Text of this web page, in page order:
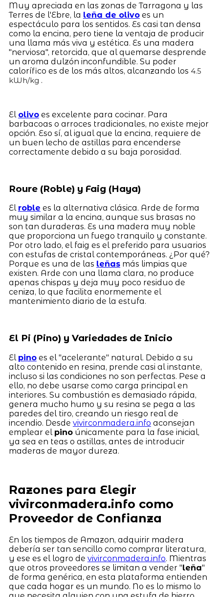
Muy apreciada en las zonas de Tarragona y las
Terres de l'Ebre, la leña de olivoes un
espectáculo para los sentidos. Es casi tan densa
como la encina, pero tiene la ventaja de producir
una llama más viva y estética. Es una madera
"nerviosa", retorcida, que al quemarse desprende
un aroma dulzón inconfundible. Su poder
calorífico es de los más altos, alcanzando los 4.5
kWh/kg .
El olivoes excelente para cocinar. Para
barbacoas o arroces tradicionales, no existe mejor
opción. Eso sí, al igual que la encina, requiere de
un buen lecho de astillas para encenderse
correctamente debido a su baja porosidad.
Roure (Roble) y Faig (Haya)
El roble es la alternativa clásica. Arde de forma
muy similar a la encina, aunque sus brasas no
son tan duraderas. Es una madera muy noble
que proporciona un fuego tranquilo y constante.
Por otro lado, el faig es el preferido para usuarios
con estufas de cristal contemporáneas. ¿Por qué?
Porque es una de las leñasmás limpias que
existen. Arde con una llama clara, no produce
apenas chispas y deja muy poco residuo de
ceniza, lo que facilita enormemente el
mantenimiento diario de la estufa.
El Pi (Pino) y Variedades de Inicio
El pinoes el "acelerante" natural. Debido a su
alto contenido en resina, prende casi al instante,
incluso si las condiciones no son perfectas. Pese a
ello, no debe usarse como carga principal en
interiores. Su combustión es demasiado rápida,
genera mucho humo y su resina se pega a las
paredes del tiro, creando un riesgo real de
incendio. Desde vivirconmadera.info aconsejan
emplear el pinoúnicamente para la fase inicial,
ya sea en teas o astillas, antes de introducir
maderas de mayor dureza.
Razones para Elegir
vivirconmadera.info como
Proveedor de Confianza
En los tiempos de Amazon, adquirir madera
debería ser tan sencillo como comprar literatura,
y ese es el logro de vivirconmadera.info. Mientras
que otros proveedores se limitan a vender "leña"
de forma genérica, en esta plataforma entienden
que cada hogar es un mundo. No es lo mismo lo